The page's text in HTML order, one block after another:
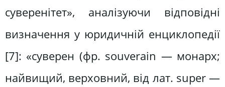
суверенітет», аналізуючи відповідні
визначення у юридичній енциклопедії
[7]: «суверен (фр. souverain — монарх;
найвищий, верховний, від лат. super —